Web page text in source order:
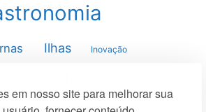
em nosso site para melhorar sua
Ilhas Inovação